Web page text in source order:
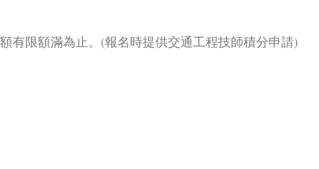
有限額滿為止。(報名時提供交通工程技師積分申請)